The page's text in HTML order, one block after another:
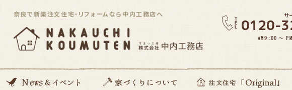
奈良で新築注文住宅・リフォームなら中内工務店へ